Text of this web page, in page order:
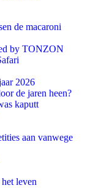
de macaroni
by TONZON
2026
de jaren heen?
kaputt
aan vanwege
leven